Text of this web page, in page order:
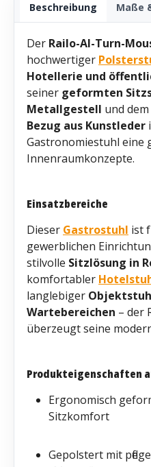
Beschreibung Maße
Der Railo-Al-Turn-
hochwertiger
Hotellerie und
seiner geformten
Metallgestell und
Bezug aus Kunstleder
Gastronomiestuhl eine
Innenraumkonzepte.
Einsatzbereiche
Dieser Gastrostuhl ist
gewerblichen
stilvolle Sitzlösung in
komfortabler
langlebiger
Wartebereichen – der
überzeugt seine
Produkteigenschaften
Ergonomisch
Sitzkomfort
Gepolstert mit